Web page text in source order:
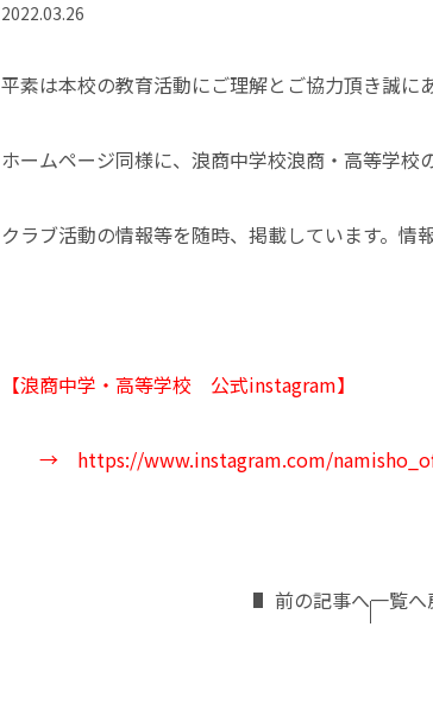
2022.03.26
平素は本校の教育活動にご理解とご協力頂き誠に
ホームページ同様に、浪商中学校浪商・高等学校
クラブ活動の情報等を随時、掲載しています。情
【浪商中学 ・高等学校 公式instagram】
→ https://www.instagram.com/
前の記事へ一覧へ